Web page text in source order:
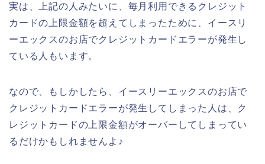
実は、上記の人みたいに、毎月利用できるクレジット
カードの上限金額を超えてしまったために、イースリ
ーエックスのお店でクレジットカードエラーが発生し
ている人もいます。
なので、もしかしたら、イースリーエックスのお店で
クレジットカードエラーが発生してしまった人は、ク
レジットカードの上限金額がオーバーしてしまってい
るだけかもしれませんよ♪